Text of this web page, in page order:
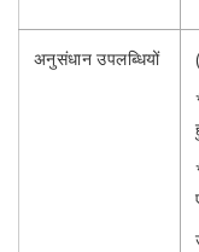
अनुसंधान उपलब्धियों